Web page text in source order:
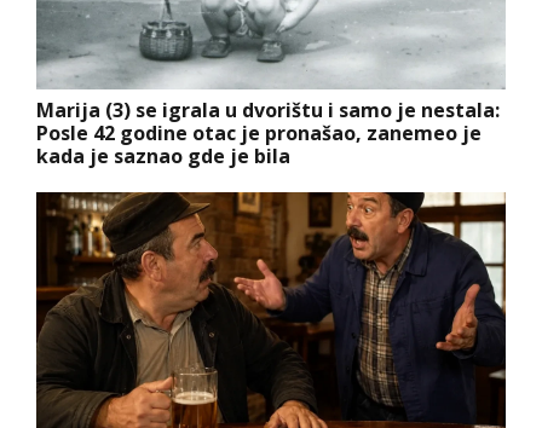
Marija (3) se igrala u dvorištu i samo je nestala:
Posle 42 godine otac je pronašao, zanemeo je
kada je saznao gde je bila